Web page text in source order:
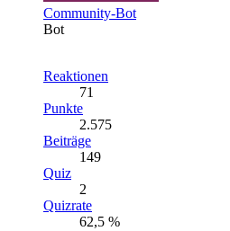
Community-Bot
Bot
Reaktionen
71
Punkte
2.575
Beiträge
149
Quiz
2
Quizrate
62,5 %